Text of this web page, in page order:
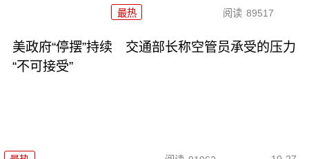
最热 阅读 89517
美政府“停摆”持续 交通部长称空管员承受的压力
“不可接受”